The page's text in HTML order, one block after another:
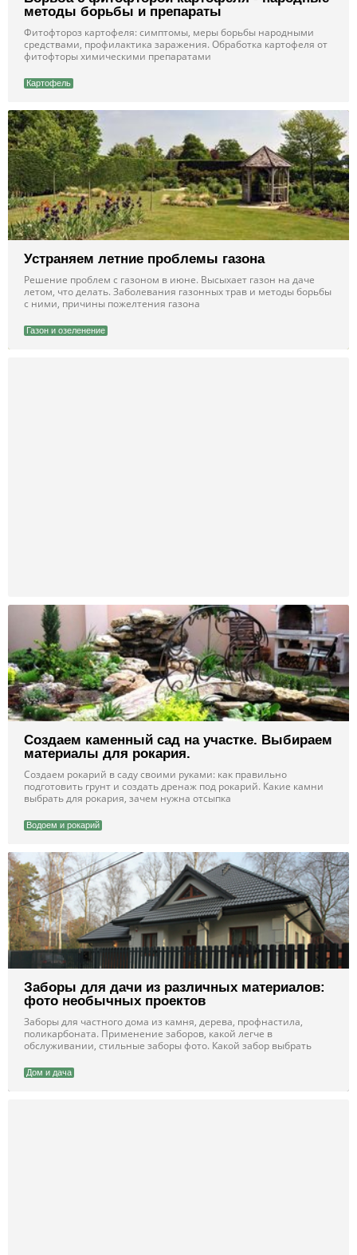
методы борьбы и препараты
Фитофтороз картофеля: симптомы, меры борьбы народными
средствами, профилактика заражения. Обработка картофеля от
фитофторы химическими препаратами
Картофель
Устраняем летние проблемы газона
Решение проблем с газоном в июне. Высыхает газон на даче
летом, что делать. Заболевания газонных трав и методы борьбы
с ними, причины пожелтения газона
Газон и озеленение
Создаем каменный сад на участке. Выбираем
материалы для рокария.
Создаем рокарий в саду своими руками: как правильно
подготовить грунт и создать дренаж под рокарий. Какие камни
выбрать для рокария, зачем нужна отсыпка
Водоем и рокарий
Заборы для дачи из различных материалов:
фото необычных проектов
Заборы для частного дома из камня, дерева, профнастила,
поликарбоната. Применение заборов, какой легче в
обслуживании, стильные заборы фото. Какой забор выбрать
Дом и дача